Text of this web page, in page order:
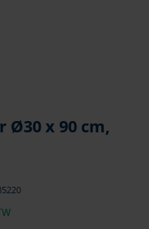
Ø30 x 90 cm,